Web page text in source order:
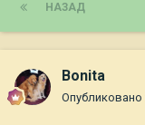
НАЗАД
Bonita
Опубликовано